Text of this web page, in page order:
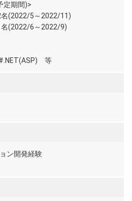
定期間)>
名(2022/5～2022/11)
名(2022/6～2022/9)
等
ン開発経験